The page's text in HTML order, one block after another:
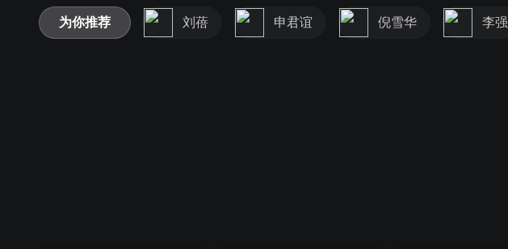
为你推荐 刘蓓 申君谊 倪雪华 李强